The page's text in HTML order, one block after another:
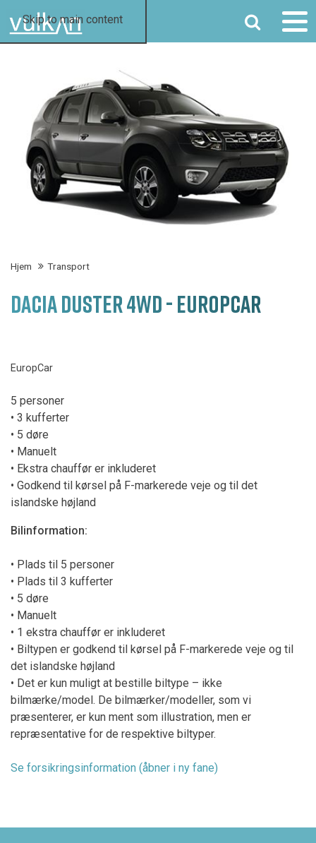
Skip to main content SØG
Hjem Transport
DACIA DUSTER 4WD - EUROPCAR
EuropCar
5 personer
• 3 kufferter
• 5 døre
• Manuelt
• Ekstra chauffør er inkluderet
• Godkend til kørsel på F-markerede veje og til det
islandske højland
Bilinformation:
• Plads til 5 personer
• Plads til 3 kufferter
• 5 døre
• Manuelt
• 1 ekstra chauffør er inkluderet
• Biltypen er godkend til kørsel på F-markerede veje og til
det islandske højland
• Det er kun muligt at bestille biltype – ikke
bilmærke/model. De bilmærker/modeller, som vi
præsenterer, er kun ment som illustration, men er
repræsentative for de respektive biltyper.
Se forsikringsinformation (åbner i ny fane)